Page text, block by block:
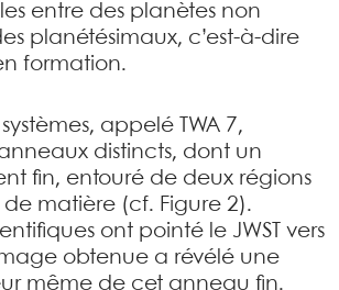
entre des planètes non
planétésimaux, c’est-à-dire
formation.
appelé TWA 7,
distincts, dont un
fin, entouré de deux régions
matière (cf. Figure 2).
ont pointé le JWST vers
obtenue a révélé une
même de cet anneau fin.